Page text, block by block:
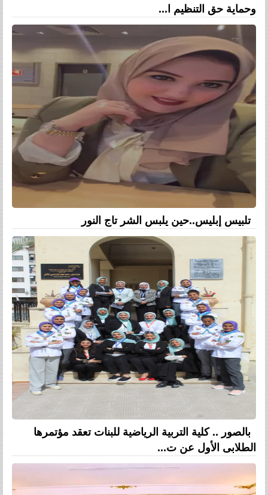
وحماية حق التنظيم ا...
تلبيس إبليس..حين يلبس الشر تاج النور
بالصور .. كلية التربية الرياضية للبنات تعقد مؤتمرها
الطلابى الأول عن ت...